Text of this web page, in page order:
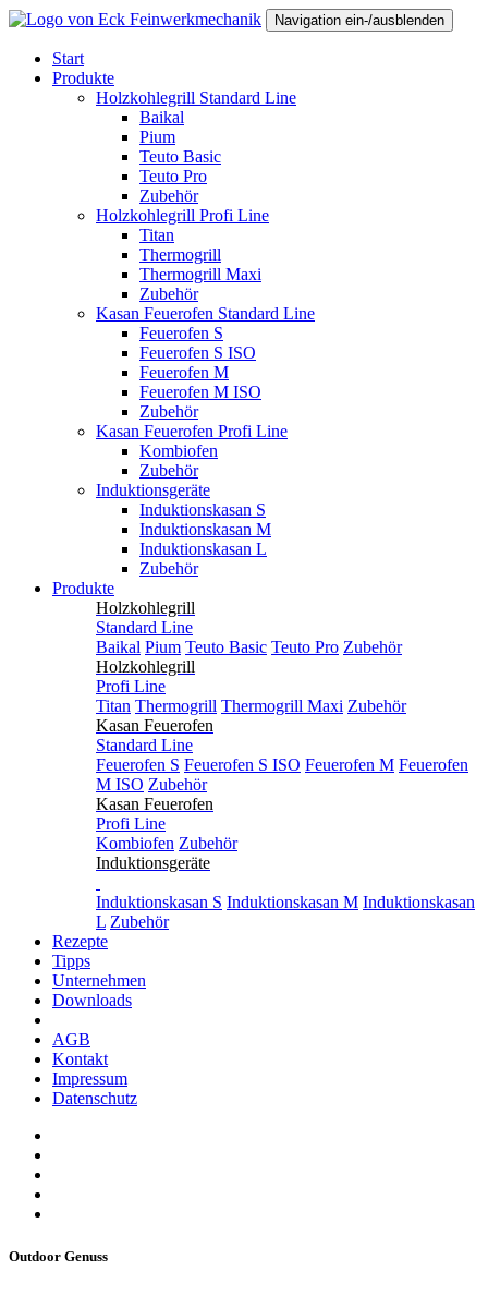
Navigation ein-/ausblenden
Start
Produkte
Holzkohlegrill Standard Line
Baikal
Pium
Teuto Basic
Teuto Pro
Zubehör
Holzkohlegrill Profi Line
Titan
Thermogrill
Thermogrill Maxi
Zubehör
Kasan Feuerofen Standard Line
Feuerofen S
Feuerofen S ISO
Feuerofen M
Feuerofen M ISO
Zubehör
Kasan Feuerofen Profi Line
Kombiofen
Zubehör
Induktionsgeräte
Induktionskasan S
Induktionskasan M
Induktionskasan L
Zubehör
Produkte
Holzkohlegrill
Standard Line
Baikal Pium Teuto Basic Teuto Pro Zubehör
Holzkohlegrill
Profi Line
Titan Thermogrill Thermogrill Maxi Zubehör
Kasan Feuerofen
Standard Line
Feuerofen S Feuerofen S ISO Feuerofen M Feuerofen
M ISO Zubehör
Kasan Feuerofen
Profi Line
Kombiofen Zubehör
Induktionsgeräte
Induktionskasan S Induktionskasan M Induktionskasan
L Zubehör
Rezepte
Tipps
Unternehmen
Downloads
AGB
Kontakt
Impressum
Datenschutz
Outdoor Genuss